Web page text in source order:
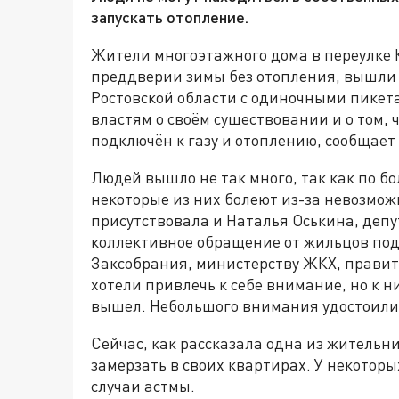
запускать отопление.
Жители многоэтажного дома в
преддверии зимы без отопления,
Ростовской области с одиночными
властям о своём существовании и о
подключён к газу и отоплению,
Людей вышло не так много, так как по
некоторые из них болеют из-за
присутствовала и Наталья Оськина,
коллективное обращение от жильцов
Заксобрания, министерству ЖКХ,
хотели привлечь к себе внимание, но к
вышел. Небольшого внимания
Сейчас, как рассказала одна из
замерзать в своих квартирах. У
случаи астмы.